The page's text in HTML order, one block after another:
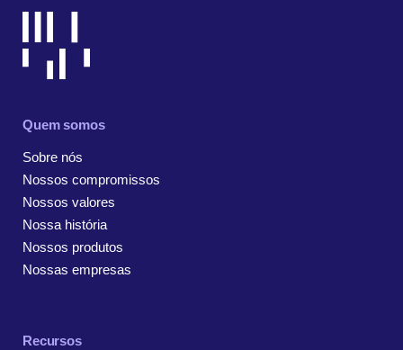
Quem somos
Sobre nós
Nossos compromissos
Nossos valores
Nossa história
Nossos produtos
Nossas empresas
Recursos